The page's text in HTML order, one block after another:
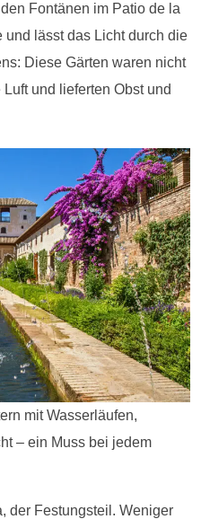
Fontänen im Patio de la
lässt das Licht durch die
Diese Gärten waren nicht
und lieferten Obst und
mit Wasserläufen,
– ein Muss bei jedem
der Festungsteil. Weniger